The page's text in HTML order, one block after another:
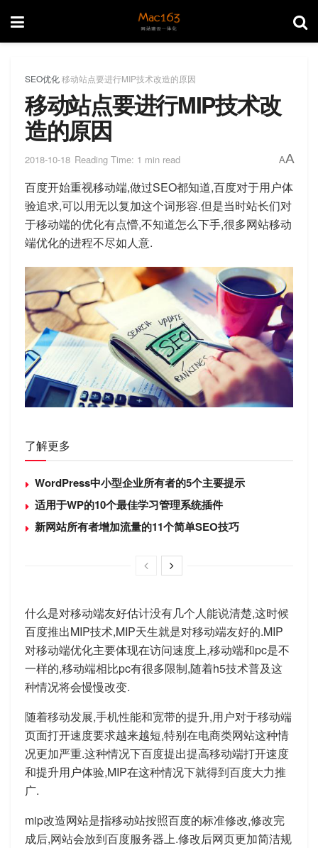
SEO优化移动站点要进行MIP技术改造的原因
移动站点要进行MIP技术改
造的原因
2018-10-18 Reading Time: 1 min read AA
百度开始重视移动端,做过SEO都知道,百度对于用户体
验追求,可以用无以复加这个词形容.但是当时站长们对
于移动端的优化有点懵,不知道怎么下手,很多网站移动
端优化的进程不尽如人意.
了解更多
WordPress中小型企业所有者的5个主要提示
适用于WP的10个最佳学习管理系统插件
新网站所有者增加流量的11个简单SEO技巧
什么是对移动端友好估计没有几个人能说清楚,这时候
百度推出MIP技术,MIP天生就是对移动端友好的.MIP
对移动端优化主要体现在访问速度上,移动端和pc是不
一样的,移动端相比pc有很多限制,随着h5技术普及这
种情况将会慢慢改变.
随着移动发展,手机性能和宽带的提升,用户对于移动端
页面打开速度要求越来越短,特别在电商类网站这种情
况更加严重.这种情况下百度提出提高移动端打开速度
和提升用户体验,MIP在这种情况下就得到百度大力推
广.
mip改造网站是指移动站按照百度的标准修改,修改完
成后,网站会放到百度服务器上.修改后网页更加简洁规